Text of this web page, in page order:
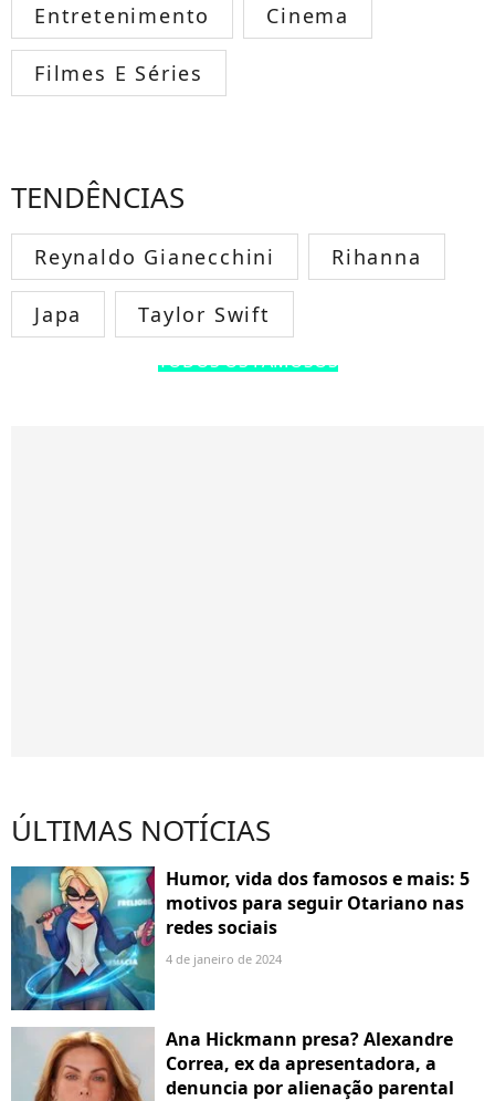
Entretenimento Cinema
Filmes E Séries
TENDÊNCIAS
Reynaldo Gianecchini Rihanna
Japa Taylor Swift
TODOS OS FAMOSOS
ÚLTIMAS NOTÍCIAS
Humor, vida dos famosos e mais: 5
motivos para seguir Otariano nas
redes sociais
4 de janeiro de 2024
Ana Hickmann presa? Alexandre
Correa, ex da apresentadora, a
denuncia por alienação parental